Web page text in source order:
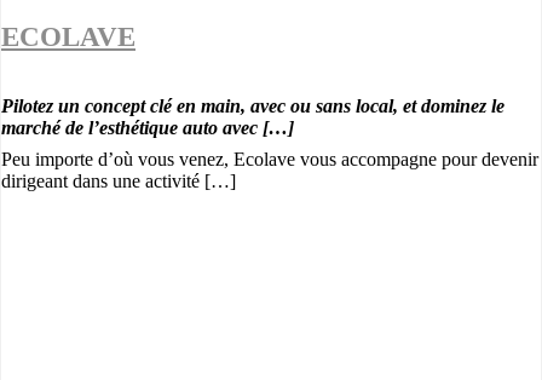
ECOLAVE
Pilotez un concept clé en main, avec ou sans local, et dominez le
marché de l’esthétique auto avec […]
Peu importe d’où vous venez, Ecolave vous accompagne pour devenir
dirigeant dans une activité […]